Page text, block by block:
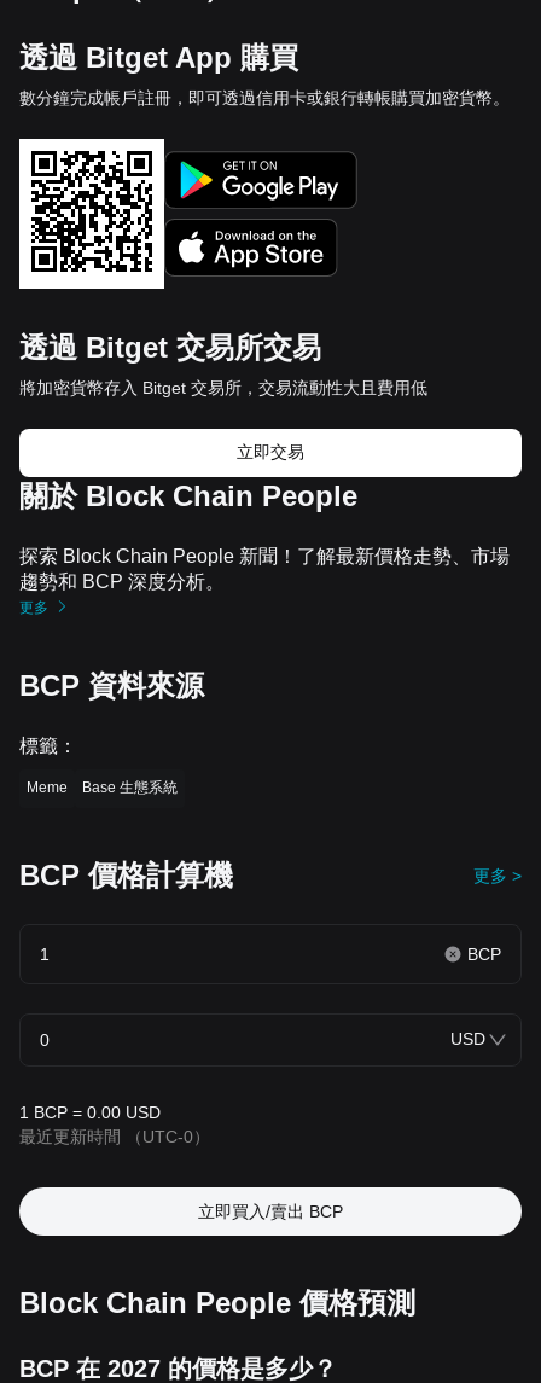
透過 Bitget App 購買
數分鐘完成帳戶註冊，即可透過信用卡或銀行轉帳購買加密貨幣。
透過 Bitget 交易所交易
將加密貨幣存入 Bitget 交易所，交易流動性大且費用低
立即交易
關於 Block Chain People
探索 Block Chain People 新聞！了解最新價格走勢、市場
趨勢和 BCP 深度分析。
更多
BCP 資料來源
標籤 ：
Meme Base 生態系統
BCP 價格計算機 更多 >
BCP
USD
1 BCP = 0.00 USD
最近更新時間
（UTC-0）
立即買入/賣出 BCP
Block Chain People 價格預測
BCP 在 2027 的價格是多少？